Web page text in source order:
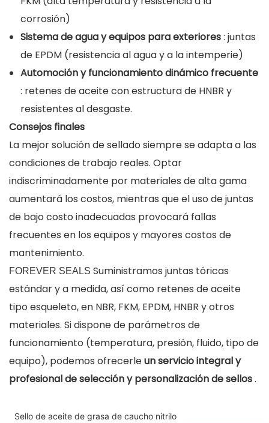
corrosión)
Sistema de agua y equipos para exteriores: juntas
de EPDM (resistencia al agua y a la intemperie)
Automoción y funcionamiento dinámico frecuente
: retenes de aceite con estructura de HNBR y
resistentes al desgaste.
Consejos finales
La mejor solución de sellado siempre se adapta a las
condiciones de trabajo reales. Optar
indiscriminadamente por materiales de alta gama
aumentará los costos, mientras que el uso de juntas
de bajo costo inadecuadas provocará fallas
frecuentes en los equipos y mayores costos de
mantenimiento.
FOREVER SEALS Suministramos juntas tóricas
estándar y a medida, así como retenes de aceite
tipo esqueleto, en NBR, FKM, EPDM, HNBR y otros
materiales. Si dispone de parámetros de
funcionamiento (temperatura, presión, fluido, tipo de
equipo), podemos ofrecerleun servicio integral y
profesional de selección y personalización de sellos.
Sello de aceite de grasa de caucho nitrilo